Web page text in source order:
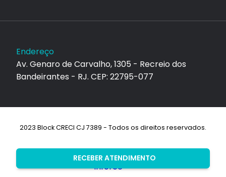
RECEBER ATENDIMENTO
Endereço
Av. Genaro de Carvalho, 1305 - Recreio dos
Bandeirantes - RJ. CEP: 22795-077
2023 Block CRECI CJ 7389 - Todos os direitos reservados.